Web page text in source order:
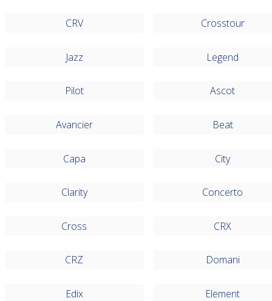
CRV Crosstour
Jazz Legend
Pilot Ascot
Avancier Beat
Capa City
Clarity Concerto
Cross CRX
CRZ Domani
Edix Element